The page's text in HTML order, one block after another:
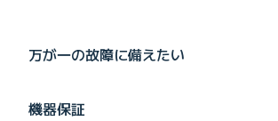
万が一の故障に備えたい
機器保証